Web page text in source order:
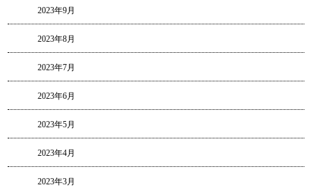
2023年9月
2023年8月
2023年7月
2023年6月
2023年5月
2023年4月
2023年3月